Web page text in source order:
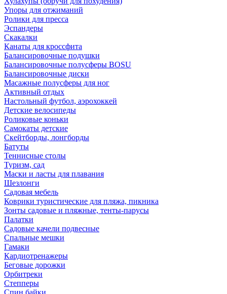
Упоры для отжиманий
Ролики для пресса
Эспандеры
Скакалки
Канаты для кроссфита
Балансировочные подушки
Балансировочные полусферы BOSU
Балансировочные диски
Масажные полусферы для ног
Активный отдых
Настольный футбол, аэрохоккей
Детские велосипеды
Роликовые коньки
Самокаты детские
Скейтборды, лонгборды
Батуты
Теннисные столы
Туризм, сад
Маски и ласты для плавания
Шезлонги
Садовая мебель
Коврики туристические для пляжа, пикника
Зонты садовые и пляжные, тенты-парусы
Палатки
Садовые качели подвесные
Спальные мешки
Гамаки
Кардиотренажеры
Беговые дорожки
Орбитреки
Степперы
Спин байки